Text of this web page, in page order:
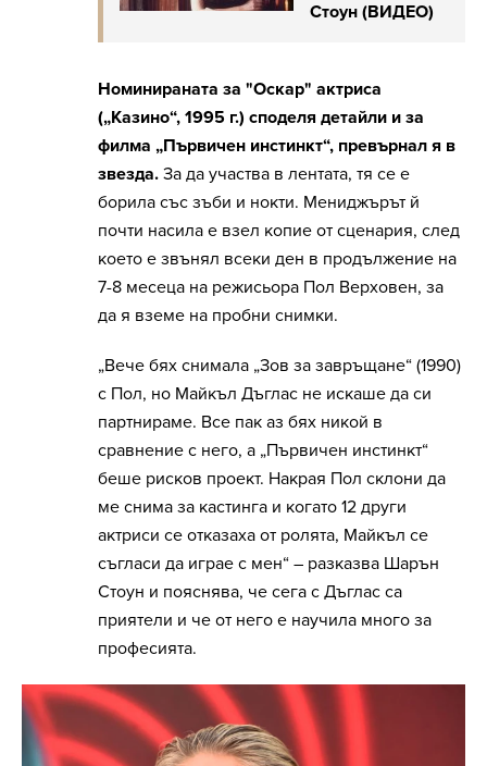
Стоун (ВИДЕО)
Номинираната за "Оскар" актриса
(„Казино“, 1995 г.) споделя детайли и за
филма „Първичен инстинкт“, превърнал я в
звезда. За да участва в лентата, тя се е
борила със зъби и нокти. Мениджърът й
почти насила е взел копие от сценария, след
което е звънял всеки ден в продължение на
7-8 месеца на режисьора Пол Верховен, за
да я вземе на пробни снимки.
„Вече бях снимала „Зов за завръщане“ (1990)
с Пол, но Майкъл Дъглас не искаше да си
партнираме. Все пак аз бях никой в
сравнение с него, а „Първичен инстинкт“
беше рисков проект. Накрая Пол склони да
ме снима за кастинга и когато 12 други
актриси се отказаха от ролята, Майкъл се
съгласи да играе с мен“ – разказва Шарън
Стоун и пояснява, че сега с Дъглас са
приятели и че от него е научила много за
професията.